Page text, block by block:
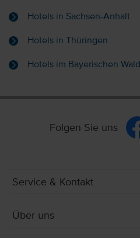
Hotels in Sachsen-Anhalt
Hotels in Thüringen
Hotels im Bayerischen Wald
Folgen Sie uns
Service & Kontakt
Über uns